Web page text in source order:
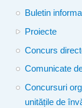
Buletin
Proiecte
Concurs
Comunicate
Concursuri
unitățile de